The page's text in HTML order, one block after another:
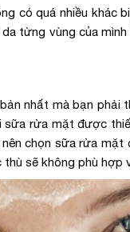
có quá nhiều khác
từng vùng của
nhất mà bạn phải
rửa mặt được
chọn sữa rửa mặt
sẽ không phù hợp